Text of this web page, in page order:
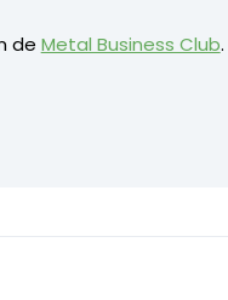
de Metal Business Club